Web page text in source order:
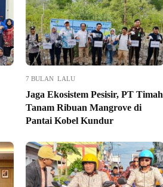
7 BULAN LALU
Jaga Ekosistem Pesisir, PT Timah
Tanam Ribuan Mangrove di
Pantai Kobel Kundur